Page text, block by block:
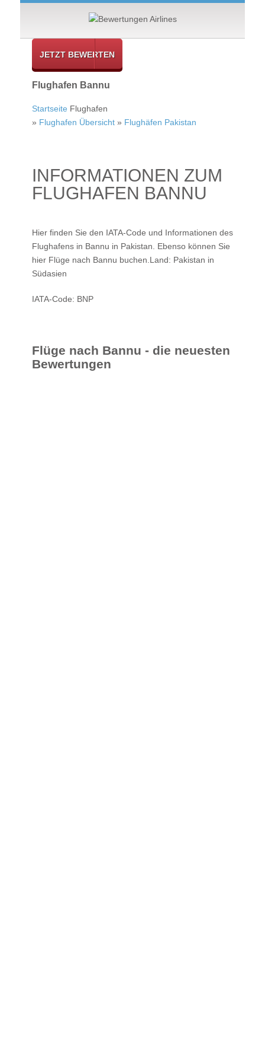
JETZT BEWERTEN
Flughafen Bannu
Startseite Flughafen
» Flughafen Übersicht » Flughäfen Pakistan
INFORMATIONEN ZUM
FLUGHAFEN BANNU
Hier finden Sie den IATA-Code und Informationen des
Flughafens in Bannu in Pakistan. Ebenso können Sie
hier Flüge nach Bannu buchen.Land: Pakistan in
Südasien
IATA-Code: BNP
Flüge nach Bannu - die neuesten
Bewertungen